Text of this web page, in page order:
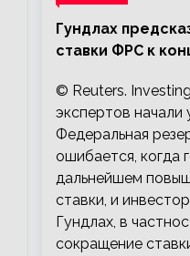
Гундлах
ставки ФРС к
© Reuters.
экспертов начали
Федеральная
ошибается, когда
дальнейшем
ставки, и
Гундлах, в
сокращение